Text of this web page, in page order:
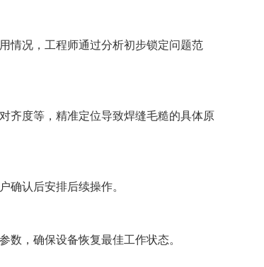
情况，工程师通过分析初步锁定问题范
齐度等，精准定位导致焊缝毛糙的具体原
确认后安排后续操作。
，确保设备恢复最佳工作状态。